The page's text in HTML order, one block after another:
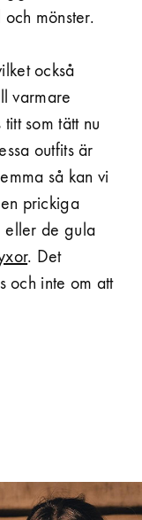
mönster.
också
varmare
som tätt nu
outfits är
så kan vi
prickiga
eller de gula
. Det
och inte om att